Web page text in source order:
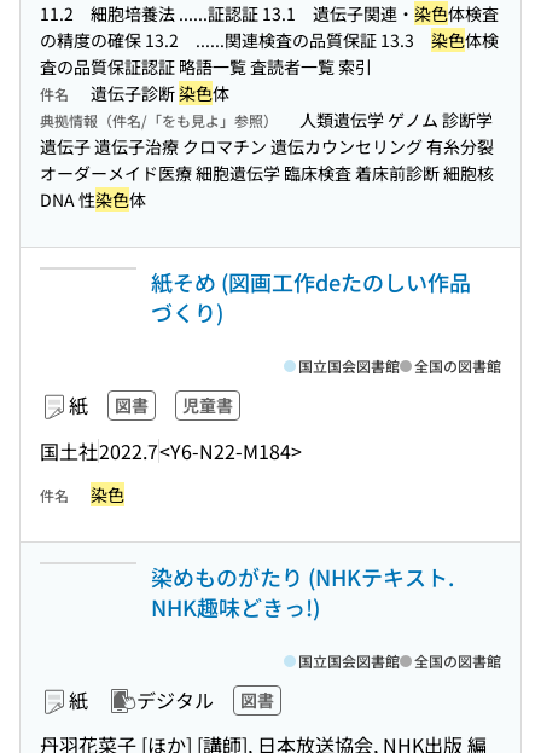
11.2 細胞培養法 ......証認証 13.1 遺伝子関連・ 染色体検査
の精度の確保 13.2 ......関連検査の品質保証 13.3 染色体検
査の品質保証認証 略語一覧 査読者一覧 索引
件名 遺伝子診断染色体
典拠情報（件名/「をも見よ」参照）
人類遺伝学 ゲノム 診断学
遺伝子 遺伝子治療 クロマチン 遺伝カウンセリング 有糸分裂
オーダーメイド医療 細胞遺伝学 臨床検査 着床前診断 細胞核
DNA 性染色体
紙そめ (図画工作deたのしい作品
づくり)
紙 図書 児童書
国土社2022.7<Y6-N22-M184>
国立国会図書館 全国の図書館
件名 染色
染めものがたり (NHKテキスト.
NHK趣味どきっ!)
紙 デジタル 図書
丹羽花菜子 [ほか] [講師], 日本放送協会, NHK出版 編
国立国会図書館 全国の図書館